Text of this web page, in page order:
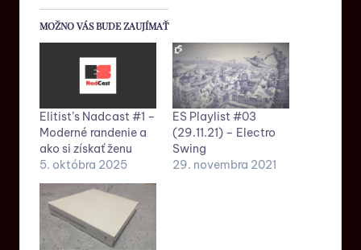
MOŽNO VÁS BUDE ZAUJÍMAŤ
Elitist’s Nadcast #1 –
Moderné randenie a
ako si získať ženu
5. októbra 2025
ES Playlist #03
(29.11.21) – Electro
Swing
29. novembra 2021